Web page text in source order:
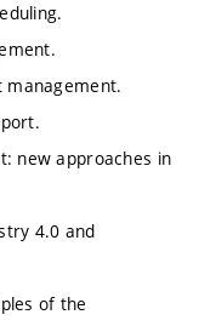
management.
new approaches in
4.0 and
of the